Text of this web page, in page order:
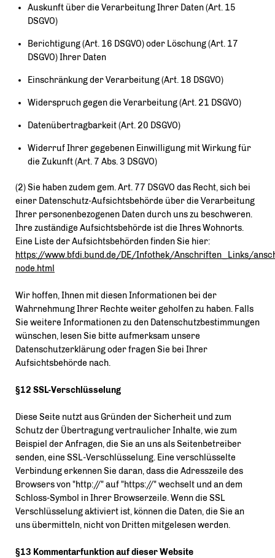
Auskunft über die Verarbeitung Ihrer Daten (Art. 15
DSGVO)
Berichtigung (Art. 16 DSGVO) oder Löschung (Art. 17
DSGVO) Ihrer Daten
Einschränkung der Verarbeitung (Art. 18 DSGVO)
Widerspruch gegen die Verarbeitung (Art. 21 DSGVO)
Datenübertragbarkeit (Art. 20 DSGVO)
Widerruf Ihrer gegebenen Einwilligung mit Wirkung für
die Zukunft (Art. 7 Abs. 3 DSGVO)
(2) Sie haben zudem gem. Art. 77 DSGVO das Recht, sich bei
einer Datenschutz-Aufsichtsbehörde über die Verarbeitung
Ihrer personenbezogenen Daten durch uns zu beschweren.
Ihre zuständige Aufsichtsbehörde ist die Ihres Wohnorts.
Eine Liste der Aufsichtsbehörden finden Sie hier:
https://www.bfdi.bund.de/DE/Infothek/Anschriften_Links/
node.html
Wir hoffen, Ihnen mit diesen Informationen bei der
Wahrnehmung Ihrer Rechte weiter geholfen zu haben. Falls
Sie weitere Informationen zu den Datenschutzbestimmungen
wünschen, lesen Sie bitte aufmerksam unsere
Datenschutzerklärung oder fragen Sie bei Ihrer
Aufsichtsbehörde nach.
§12 SSL-Verschlüsselung
Diese Seite nutzt aus Gründen der Sicherheit und zum
Schutz der Übertragung vertraulicher Inhalte, wie zum
Beispiel der Anfragen, die Sie an uns als Seitenbetreiber
senden, eine SSL-Verschlüsselung. Eine verschlüsselte
Verbindung erkennen Sie daran, dass die Adresszeile des
Browsers von "http://" auf "https://" wechselt und an dem
Schloss-Symbol in Ihrer Browserzeile. Wenn die SSL
Verschlüsselung aktiviert ist, können die Daten, die Sie an
uns übermitteln, nicht von Dritten mitgelesen werden.
§13 Kommentarfunktion auf dieser Website